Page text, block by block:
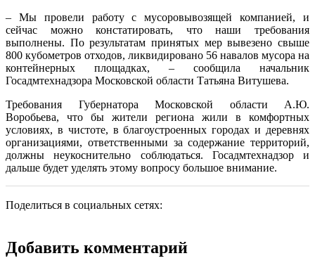
– Мы провели работу с мусоровывозящей компанией, и
сейчас можно констатировать, что наши требования
выполнены. По результатам принятых мер вывезено свыше
800 кубометров отходов, ликвидировано 56 навалов мусора на
контейнерных площадках, – сообщила начальник
Госадмтехнадзора Московской области Татьяна Витушева.
Требования Губернатора Московской области А.Ю.
Воробьева, что бы жители региона жили в комфортных
условиях, в чистоте, в благоустроенных городах и деревнях
организациями, ответственными за содержание территорий,
должны неукоснительно соблюдаться. Госадмтехнадзор и
дальше будет уделять этому вопросу большое внимание.
Поделиться в социальных сетях:
Добавить комментарий